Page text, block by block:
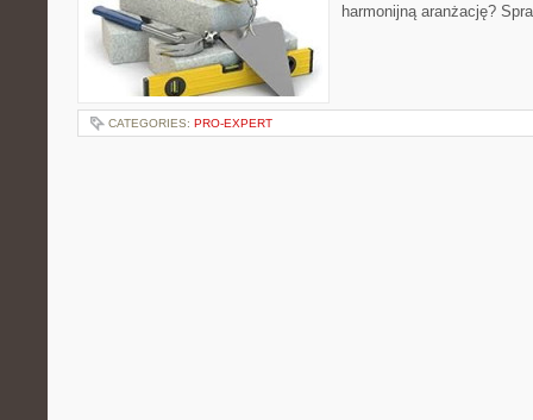
harmonijną aranżację?
CATEGORIES: PRO-EXPERT